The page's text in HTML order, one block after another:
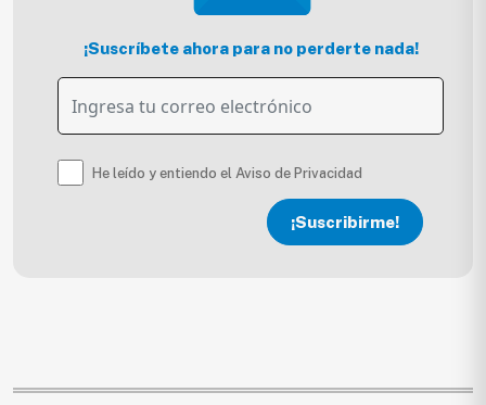
¡Suscríbete ahora para no perderte nada!
He leído y entiendo el Aviso de Privacidad
¡Suscribirme!